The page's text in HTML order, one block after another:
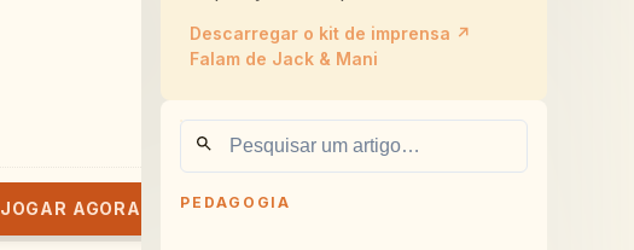
JOGAR AGORA
Descarregar o kit de imprensa ↗
Falam de Jack & Mani
PEDAGOGIA